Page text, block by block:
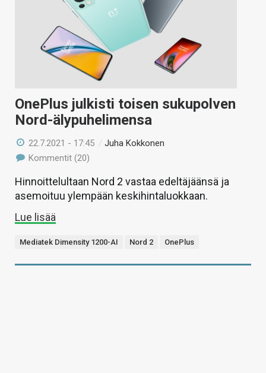
OnePlus julkisti toisen sukupolven
Nord-älypuhelimensa
22.7.2021 - 17:45 /Juha Kokkonen
Kommentit (20)
Hinnoittelultaan Nord 2 vastaa edeltäjäänsä ja
asemoituu ylempään keskihintaluokkaan.
Lue lisää
Mediatek Dimensity 1200-AI Nord 2 OnePlus